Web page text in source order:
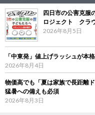
四日市の公害克服
ロジェクト クラ
2026年8月5日
「中東発」値上げラッシュが
2026年8月4日
物価高でも「夏は家族で長距離
猛暑への備えも必須
2026年8月3日